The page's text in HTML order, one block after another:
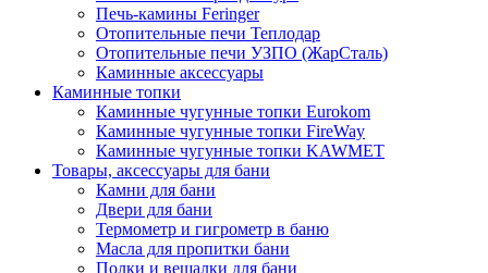
Печь-камины Feringer
Отопительные печи Теплодар
Отопительные печи УЗПО (ЖарСталь)
Каминные аксессуары
Каминные топки
Каминные чугунные топки Eurokom
Каминные чугунные топки FireWay
Каминные чугунные топки KAWMET
Товары, аксессуары для бани
Камни для бани
Двери для бани
Термометр и гигрометр в баню
Масла для пропитки бани
Полки и вешалки для бани